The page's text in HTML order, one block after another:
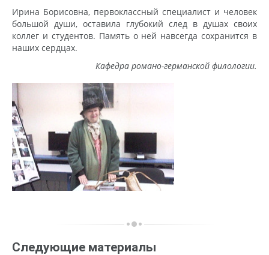
Ирина Борисовна, первоклассный специалист и человек
большой души, оставила глубокий след в душах своих
коллег и студентов. Память о ней навсегда сохранится в
наших сердцах.
Кафедра романо-германской филологии.
Следующие материалы